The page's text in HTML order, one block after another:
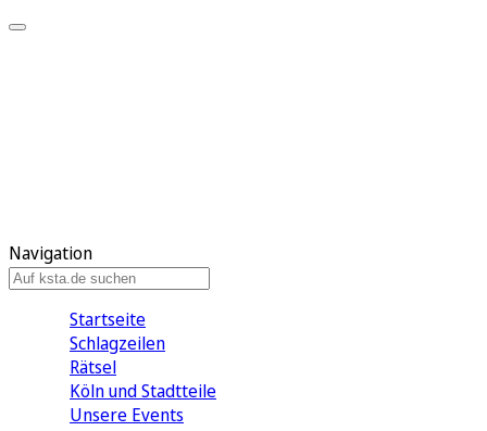
Navigation
Startseite
Schlagzeilen
Rätsel
Köln und Stadtteile
Unsere Events